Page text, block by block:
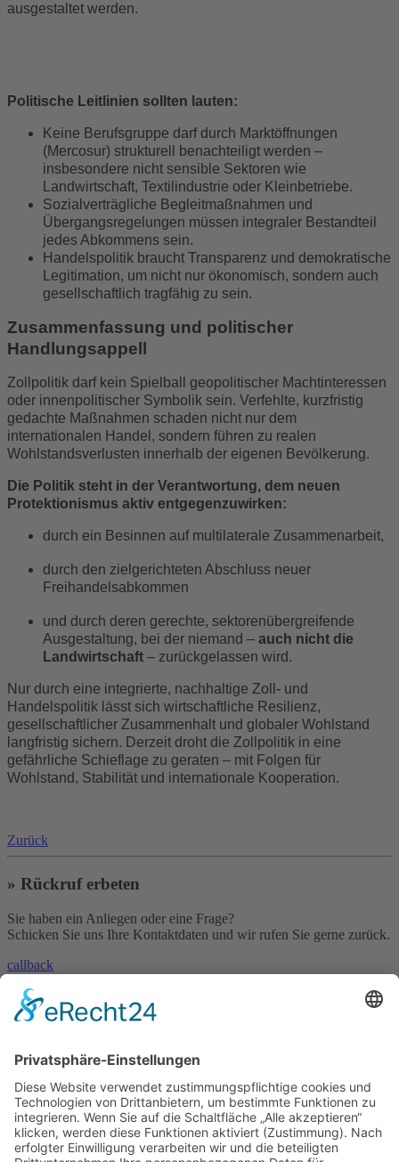
ausgestaltet werden.
Politische Leitlinien sollten lauten:
Keine Berufsgruppe darf durch Marktöffnungen
(Mercosur) strukturell benachteiligt werden –
insbesondere nicht sensible Sektoren wie
Landwirtschaft, Textilindustrie oder Kleinbetriebe.
Sozialverträgliche Begleitmaßnahmen und
Übergangsregelungen müssen integraler Bestandteil
jedes Abkommens sein.
Handelspolitik braucht Transparenz und demokratische
Legitimation, um nicht nur ökonomisch, sondern auch
gesellschaftlich tragfähig zu sein.
Zusammenfassung und politischer
Handlungsappell
Zollpolitik darf kein Spielball geopolitischer Machtinteressen
oder innenpolitischer Symbolik sein. Verfehlte, kurzfristig
gedachte Maßnahmen schaden nicht nur dem
internationalen Handel, sondern führen zu realen
Wohlstandsverlusten innerhalb der eigenen Bevölkerung.
Die Politik steht in der Verantwortung, dem neuen
Protektionismus aktiv entgegenzuwirken:
durch ein Besinnen auf multilaterale Zusammenarbeit,
durch den zielgerichteten Abschluss neuer
Freihandelsabkommen
und durch deren gerechte, sektorenübergreifende
Ausgestaltung, bei der niemand – auch nicht die
Landwirtschaft – zurückgelassen wird.
Nur durch eine integrierte, nachhaltige Zoll- und
Handelspolitik lässt sich wirtschaftliche Resilienz,
gesellschaftlicher Zusammenhalt und globaler Wohlstand
langfristig sichern. Derzeit droht die Zollpolitik in eine
gefährliche Schieflage zu geraten – mit Folgen für
Wohlstand, Stabilität und internationale Kooperation.
Zurück
» Rückruf erbeten
Sie haben ein Anliegen oder eine Frage?
Schicken Sie uns Ihre Kontaktdaten und wir rufen Sie gerne zurück.
callback
» Kontakt aufnehmen
contact
»Skype
Und es geht auch per Skype!